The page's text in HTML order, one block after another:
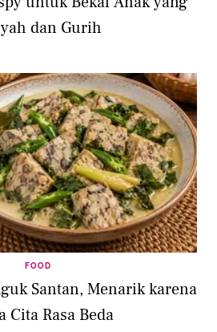
dan Gurih
FOOD
Santan, Menarik karena
Cita Rasa Beda